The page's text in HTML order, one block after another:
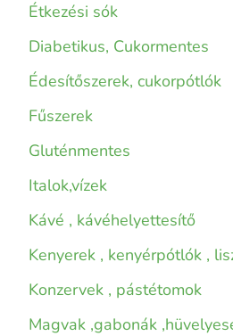
Étkezési sók
Diabetikus, Cukormentes
Édesítőszerek, cukorpótlók
Fűszerek
Gluténmentes
Italok,vízek
Kávé , kávéhelyettesítő
Kenyerek , kenyérpótlók ,
Konzervek , pástétomok
Magvak ,gabonák